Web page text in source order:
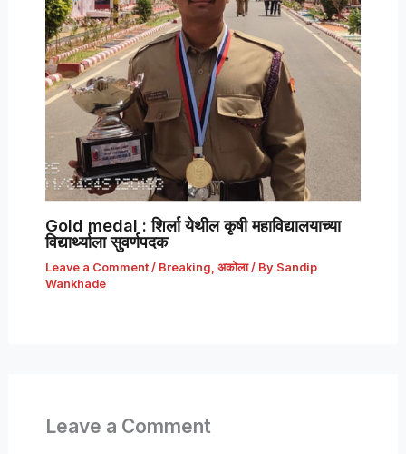
Gold medal : शिर्ला येथील कृषी महाविद्यालयाच्या
विद्यार्थ्याला सुवर्णपदक
Leave a Comment / Breaking अकोला/ By Sandip
Wankhade
Leave a Comment